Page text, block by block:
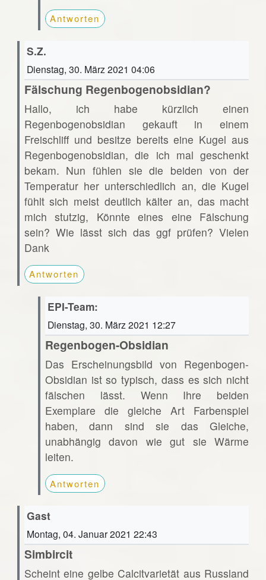
Antworten
S.Z.
Dienstag, 30. März 2021 04:06
Fälschung Regenbogenobsidian?
Hallo, ich habe kürzlich einen
Regenbogenobsidian gekauft in einem
Freischliff und besitze bereits eine Kugel aus
Regenbogenobsidian, die ich mal geschenkt
bekam. Nun fühlen sie die beiden von der
Temperatur her unterschiedlich an, die Kugel
fühlt sich meist deutlich kälter an, das macht
mich stutzig, Könnte eines eine Fälschung
sein? Wie lässt sich das ggf prüfen? Vielen
Dank
Antworten
EPI-Team:
Dienstag, 30. März 2021 12:27
Regenbogen-Obsidian
Das Erscheinungsbild von Regenbogen-
Obsidian ist so typisch, dass es sich nicht
fälschen lässt. Wenn Ihre beiden
Exemplare die gleiche Art Farbenspiel
haben, dann sind sie das Gleiche,
unabhängig davon wie gut sie Wärme
leiten.
Antworten
Gast
Montag, 04. Januar 2021 22:43
Simbircit
Scheint eine gelbe Calcitvarietät aus Russland